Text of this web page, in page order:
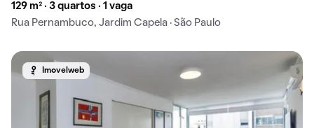
129 m² · 3 quartos · 1 vaga
Rua Pernambuco, Jardim Capela · São Paulo
Imovelweb